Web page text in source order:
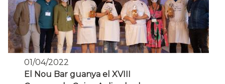
01/04/2022
El Nou Bar guanya el XVIII